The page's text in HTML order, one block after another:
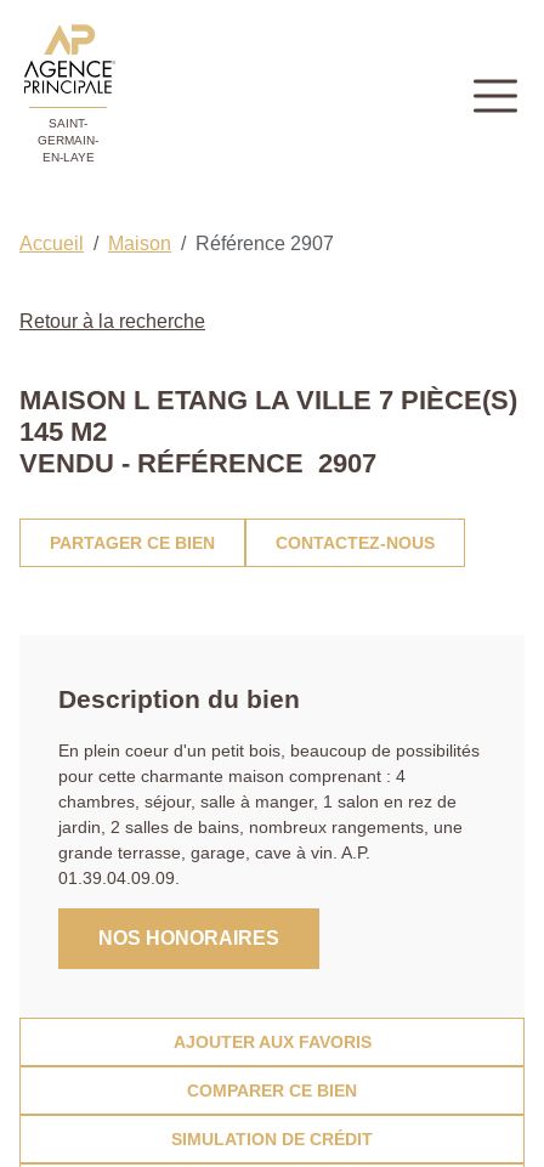
SAINT-
GERMAIN-
EN-LAYE
Accueil Maison Référence 2907
Retour à la recherche
MAISON L ETANG LA VILLE 7 PIÈCE(S)
145 M2
VENDU - RÉFÉRENCE 2907
PARTAGER CE BIEN CONTACTEZ-NOUS
Description du bien
En plein coeur d'un petit bois, beaucoup de possibilités
pour cette charmante maison comprenant : 4
chambres, séjour, salle à manger, 1 salon en rez de
jardin, 2 salles de bains, nombreux rangements, une
grande terrasse, garage, cave à vin. A.P.
01.39.04.09.09.
NOS HONORAIRES
AJOUTER AUX FAVORIS
COMPARER CE BIEN
SIMULATION DE CRÉDIT